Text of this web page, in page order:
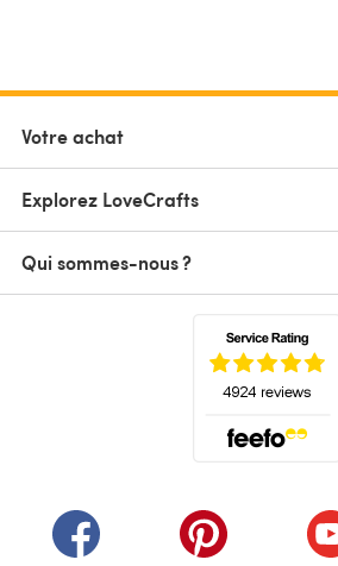
Votre achat
Explorez LoveCrafts
Qui sommes-nous ?
(s'ouvre dans un nouvel
(s'ouvre dans